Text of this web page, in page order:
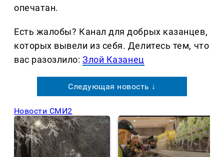
опечатан.
Есть жалобы? Канал для добрых казанцев,
которых вывели из себя. Делитеcь тем, что
вас разозлило:Злой Казанец
Следующая новость ↓
Новости СМИ2